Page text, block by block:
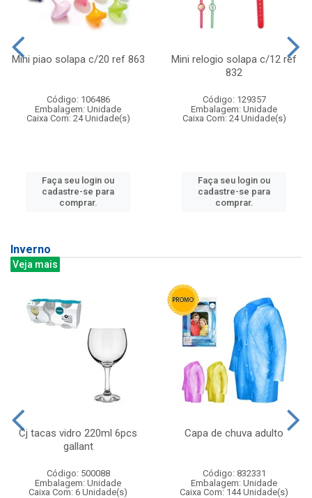
Mini piao solapa c/20 ref 863
Código: 106486
Embalagem: Unidade
Caixa Com: 24 Unidade(s)
Faça seu login ou
cadastre-se para
comprar.
Mini relogio solapa c/12 ref
832
Código: 129357
Embalagem: Unidade
Caixa Com: 24 Unidade(s)
Faça seu login ou
cadastre-se para
comprar.
Inverno
Veja mais
Cj tacas vidro 220ml 6pcs
gallant
Código: 500088
Embalagem: Unidade
Caixa Com: 6 Unidade(s)
Capa de chuva adulto
Código: 832331
Embalagem: Unidade
Caixa Com: 144 Unidade(s)